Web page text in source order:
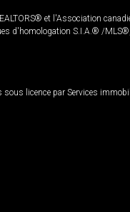
et l'Association
d'homologation S.I.A.® /
sous licence par Services